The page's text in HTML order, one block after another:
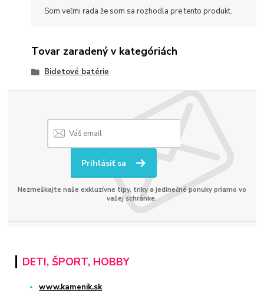
Som veľmi rada že som sa rozhodla pre tento produkt.
Tovar zaradený v kategóriách
Bidetové batérie
Prihlásiť sa
Nezmeškajte naše exkluzívne tipy, triky a jedinečné ponuky priamo vo
vašej schránke.
DETI, ŠPORT, HOBBY
www.kamenik.sk